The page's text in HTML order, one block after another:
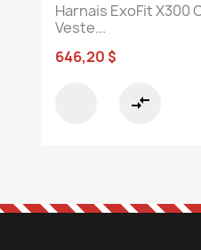
Harnais ExoFit X300
Veste...
646,20 $
compare_arrows